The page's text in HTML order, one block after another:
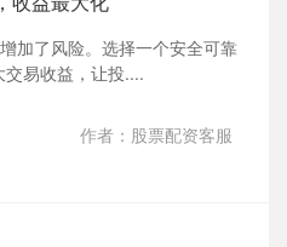
加了风险。选择一个安全可靠
易收益，让投....
作者：股票配资客服